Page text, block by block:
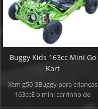
Buggy Kids 163cc Mini Go
Kart
Xtm g50-3Buggy para crianças
163ccÉ o mini carrinho de